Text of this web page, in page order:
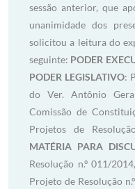
sessão anterior, que
unanimidade dos
solicitou a leitura do
seguinte: PODER
PODER LEGISLATIVO:
do Ver. Antônio
Comissão de
Projetos de
MATÉRIA PARA
Resolução n.º 011/
Projeto de Resolução